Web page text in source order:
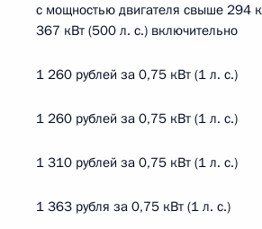
с мощностью двигателя свыше 294
367 кВт (500 л. с.) включительно
1 260 рублей за 0,75 кВт (1 л. с.)
1 260 рублей за 0,75 кВт (1 л. с.)
1 310 рублей за 0,75 кВт (1 л. с.)
1 363 рубля за 0,75 кВт (1 л. с.)